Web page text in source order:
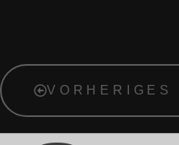
VORHERIGES